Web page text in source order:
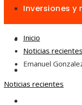
Inversiones y
Cultura y ocio
Inicio
Noticias recientes
Emanuel
Noticias recientes